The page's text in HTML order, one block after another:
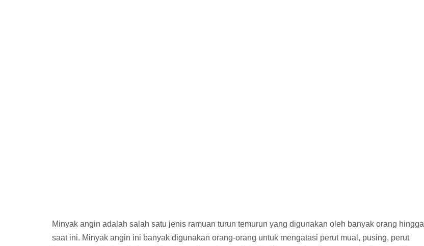
Minyak angin adalah salah satu jenis ramuan turun temurun yang digunakan oleh banyak orang hingga
saat ini. Minyak angin ini banyak digunakan orang-orang untuk mengatasi perut mual, pusing, perut